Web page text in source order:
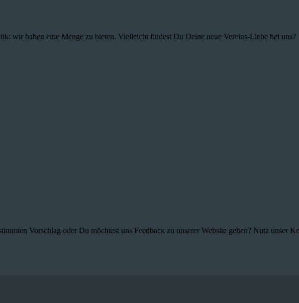
wir haben eine Menge zu bieten. Vielleicht findest Du Deine neue Vereins-Liebe bei uns?
Vorschlag oder Du möchtest uns Feedback zu unserer Website geben? Nutz unser